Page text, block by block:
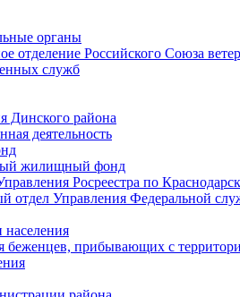
органы
отделение Российского Союза
служб
Динского района
деятельность
жилищный фонд
Росреестра по
отдел Управления Федеральной
населения
беженцев, прибывающих с